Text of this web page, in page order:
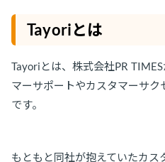
Tayoriとは
Tayoriとは、株式会社PR
マーサポートやカスタマーサ
です。
もともと同社が抱えていたカス